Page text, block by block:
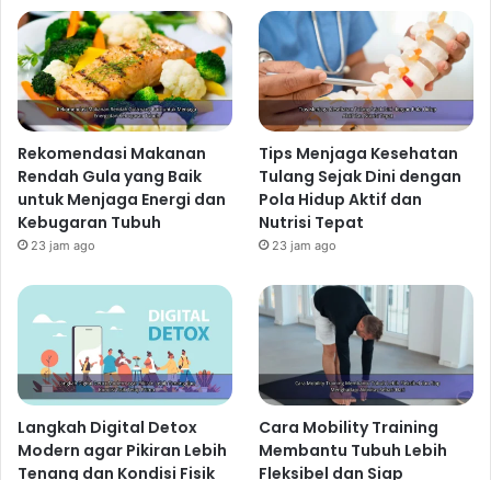
sekadar bercerita sebelum tidur dapat mempererat
ikatan dan meningkatkan komunikasi.
Mengatasi Konflik dengan Bijak
Konflik adalah hal yang wajar dalam setiap keluarga.
Yang penting adalah bagaimana cara kita
menghadapinya. Hindari pertengkaran yang destruktif.
Berlatihlahconflict resolution
dengan cara yang
konstruktif. Ekspresikan perasaan Anda dengan tenang
dan
assertive
, fokus pada masalah, bukan pada
orangnya. Cari solusi bersama, bukan mencari siapa
yang salah.
Peran Doa dan Ibadah
dalam Memperkuat Ikatan
Keluarga
Doa dan ibadah bersama dapat memperkuat ikatan
Rekomendasi Makanan
Rendah Gula yang Baik
untuk Menjaga Energi dan
Kebugaran Tubuh
23 jam ago
Tips Menjaga Kesehatan
Tulang Sejak Dini dengan
Pola Hidup Aktif dan
Nutrisi Tepat
23 jam ago
Langkah Digital Detox
Modern agar Pikiran Lebih
Tenang dan Kondisi Fisik
Cara Mobility Training
Membantu Tubuh Lebih
Fleksibel dan Siap